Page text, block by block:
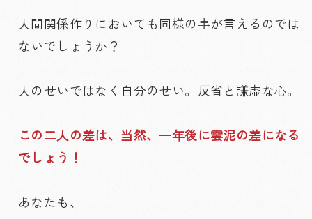
人間関係作りにおいても同様の事が言えるのでは
ないでしょうか？
人のせいではなく自分のせい。反省と謙虚な心。
この二人の差は、当然、一年後に雲泥の差になる
でしょう！
あなたも、